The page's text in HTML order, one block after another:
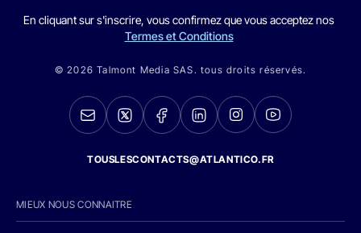
En cliquant sur s'inscrire, vous confirmez que vous acceptez nos
Termes et Conditions
© 2026 Talmont Media SAS. tous droits réservés.
TOUSLESCONTACTS@ATLANTICO.FR
MIEUX NOUS CONNAITRE